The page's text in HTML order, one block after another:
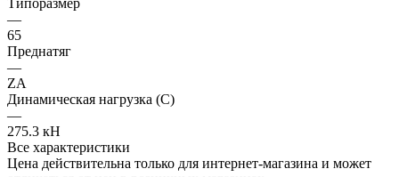
—
65
Преднатяг
—
ZA
Динамическая нагрузка (C)
—
275.3 кН
Все характеристики
Цена действительна только для интернет-магазина и может